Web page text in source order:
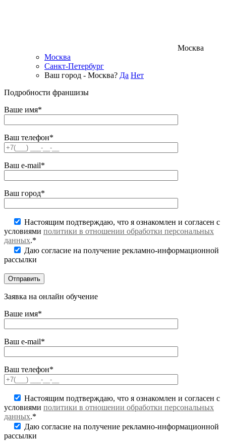
Москва
Москва
Санкт-Петербург
Ваш город - Москва? Да Нет
Подробности франшизы
Ваше имя*
Ваш телефон*
Ваш e-mail*
Ваш город*
Настоящим подтверждаю, что я ознакомлен и согласен с
условиями политики в отношении обработки персональных
данных.*
Даю согласие на получение рекламно-информационной
рассылки
Заявка на онлайн обучение
Ваше имя*
Ваш e-mail*
Ваш телефон*
Настоящим подтверждаю, что я ознакомлен и согласен с
условиями политики в отношении обработки персональных
данных.*
Даю согласие на получение рекламно-информационной
рассылки